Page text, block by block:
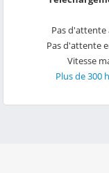
Pas
Pas d'attente
Vitesse
Plus de 300